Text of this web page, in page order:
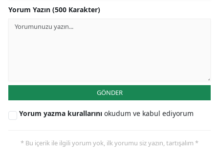
Yorum Yazın (500 Karakter)
GÖNDER
Yorum yazma kurallarını okudum ve kabul ediyorum
* Bu içerik ile ilgili yorum yok, ilk yorumu siz yazın, tartışalım *